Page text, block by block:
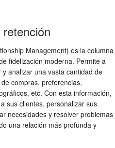
Management) es la columna
fidelización moderna. Permite a
analizar una vasta cantidad de
compras, preferencias,
etc. Con esta información,
sus clientes, personalizar sus
necesidades y resolver problemas
una relación más profunda y